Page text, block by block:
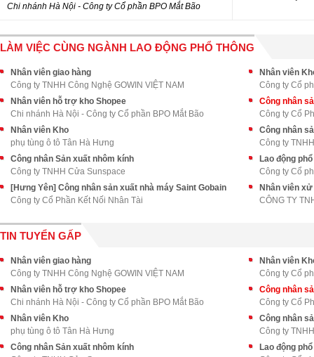
Chi nhánh Hà Nội - Công ty Cổ phần BPO Mắt Bão
LÀM VIỆC CÙNG NGÀNH LAO ĐỘNG PHỔ THÔNG
Nhân viên giao hàng
Công ty TNHH Công Nghệ GOWIN VIỆT NAM
Nhân viên
Công ty Cổ
Nhân viên hỗ trợ kho Shopee
Chi nhánh Hà Nội - Công ty Cổ phần BPO Mắt Bão
Công nhân
Công ty Cổ
Nhân viên Kho
phụ tùng ô tô Tân Hà Hưng
Công nhân
Công ty
Công nhân Sản xuất nhôm kính
Công ty TNHH Cửa Sunspace
Lao động
Công ty Cổ
[Hưng Yên] Công nhân sản xuất nhà máy Saint Gobain
Công ty Cổ Phần Kết Nối Nhân Tài
Nhân viên
CÔNG TY
TIN TUYỂN GẤP
Nhân viên giao hàng
Công ty TNHH Công Nghệ GOWIN VIỆT NAM
Nhân viên
Công ty Cổ
Nhân viên hỗ trợ kho Shopee
Chi nhánh Hà Nội - Công ty Cổ phần BPO Mắt Bão
Công nhân
Công ty Cổ
Nhân viên Kho
phụ tùng ô tô Tân Hà Hưng
Công nhân
Công ty
Công nhân Sản xuất nhôm kính
Lao động